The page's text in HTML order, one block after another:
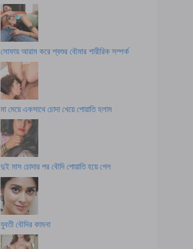
সোফায় আরাম করে শ্বশুর বৌমার শারীরিক সম্পর্ক
মা মেয়ে একসাথে চোদা খেয়ে পোয়াতি হলাম
দুই মাস চোদার পর বৌদি পোয়াতি হয়ে গেল
যুবতী বৌদির কামনা